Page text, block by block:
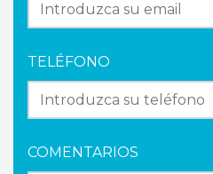
TELÉFONO
COMENTARIOS